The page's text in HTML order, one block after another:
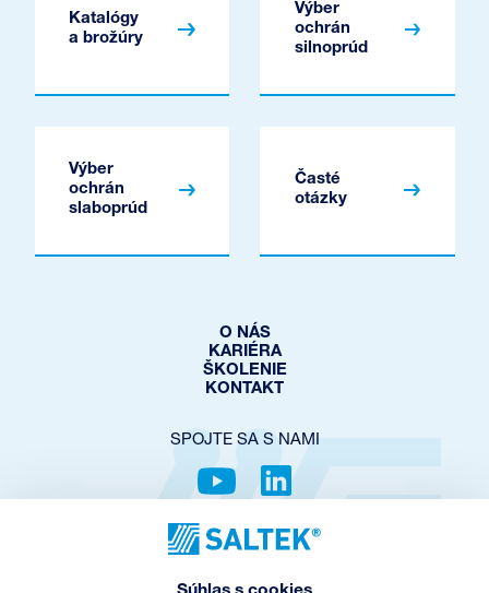
Katalógy
a brožúry
Výber
ochrán
silnoprúd
Výber
ochrán
slaboprúd
Časté
otázky
O NÁS
KARIÉRA
ŠKOLENIE
KONTAKT
SPOJTE SA S NAMI
OCHRANA SÚKROMIA